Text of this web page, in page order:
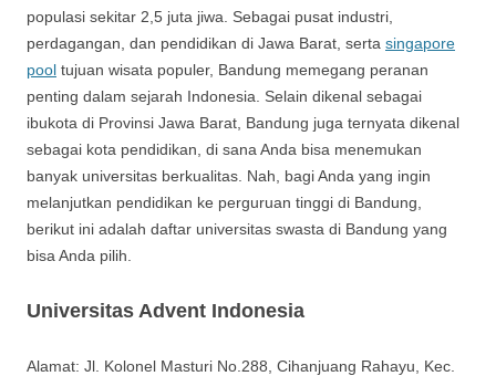
populasi sekitar 2,5 juta jiwa. Sebagai pusat industri,
perdagangan, dan pendidikan di Jawa Barat, serta singapore
pool tujuan wisata populer, Bandung memegang peranan
penting dalam sejarah Indonesia. Selain dikenal sebagai
ibukota di Provinsi Jawa Barat, Bandung juga ternyata dikenal
sebagai kota pendidikan, di sana Anda bisa menemukan
banyak universitas berkualitas. Nah, bagi Anda yang ingin
melanjutkan pendidikan ke perguruan tinggi di Bandung,
berikut ini adalah daftar universitas swasta di Bandung yang
bisa Anda pilih.
Universitas Advent Indonesia
Alamat: Jl. Kolonel Masturi No.288, Cihanjuang Rahayu, Kec.